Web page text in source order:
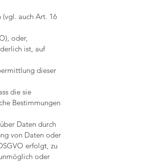
auch Art. 16
oder,
ist, auf
dieser
die sie
Bestimmungen
Daten durch
von Daten oder
erfolgt, zu
oder